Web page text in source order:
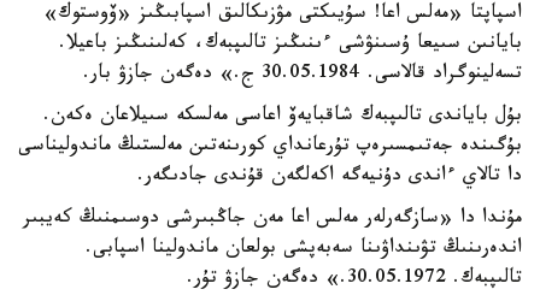
اسپاپتا «مەلس اعا! سۇيىكتى مۋزىكالىق اسپابىڭىز «ۆوستوك»
بايانىن سىيعا ۇسىنۋشى ءىنىڭىز تالىپبەك، كەلىنىڭىز باعيلا.
تسەلينوگراد قالاسى. 30.05.1984 ج.» دەگەن جازۋ بار.
بۇل باياندى تالىپبەك شاقبايەۆ اعاسى مەلسكە سىيلاعان ەكەن.
بۇگىندە جەتىمسىرەپ تۇرعانداي كورىنەتىن مەلستىڭ ماندوليناسى
دا تالاي ءاندى دۇنيەگە اكەلگەن قۇندى جادىگەر.
مۇندا دا «سازگەرلەر مەلس اعا مەن جاڭبىرشى دوسىمنىڭ كەيبىر
اندەرىنىڭ تۋىنداۋىنا سەبەپشى بولعان ماندولينا اسپابى.
تالىپبەك. 30.05.1972.» دەگەن جازۋ تۇر.